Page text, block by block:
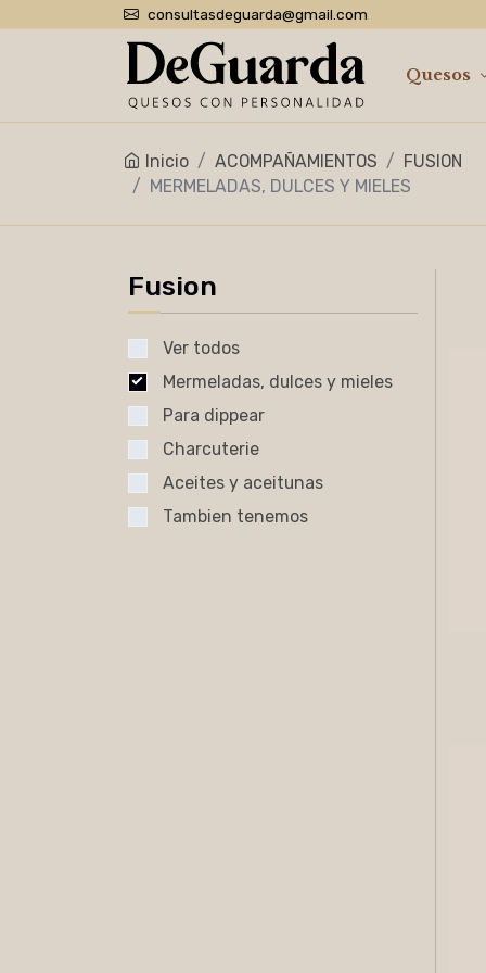
consultasdeguarda@gmail.com
Quesos
Inicio ACOMPAÑAMIENTOS
FUSION
MERMELADAS, DULCES Y MIELES
Fusion
Ver todos
Mermeladas, dulces y mieles
Para dippear
Charcuterie
Aceites y aceitunas
Tambien tenemos